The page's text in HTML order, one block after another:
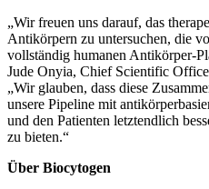
„Wir freuen uns darauf, das
Antikörpern zu untersuchen, die
vollständig humanen Antikörper-
Jude Onyia, Chief Scientific
„Wir glauben, dass diese
unsere Pipeline mit
und den Patienten letztendlich
zu bieten.“
Über Biocytogen